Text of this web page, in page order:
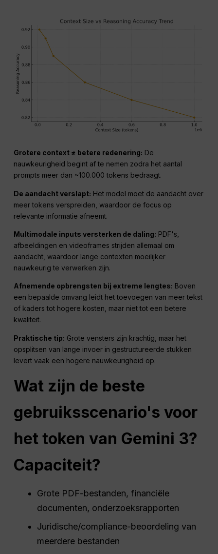
Grotere context ≠ betere redenering: De
nauwkeurigheid begint af te nemen zodra het aantal
prompts meer dan ~100.000 tokens bedraagt.
De aandacht verslapt: Het model moet de aandacht over
meer tokens verspreiden, waardoor de focus op
relevante informatie afneemt.
Multimodale inputs versterken de daling: PDF's,
afbeeldingen en videoframes strijden allemaal om
aandacht, waardoor lange contexten moeilijker
nauwkeurig te verwerken zijn.
Afnemende opbrengsten bij extreme lengtes: Boven
een bepaalde omvang leidt het toevoegen van meer tekst
of kaders tot hogere kosten, maar niet tot een betere
kwaliteit.
Praktische tip: Grote vensters zijn krachtig, maar het
opsplitsen van lange invoer in gestructureerde stukken
levert vaak een hogere nauwkeurigheid op.
Wat zijn de beste
gebruiksscenario's voor
het token van Gemini 3?
Capaciteit?
Grote PDF-bestanden, financiële
documenten, onderzoeksrapporten
Juridische/compliance-beoordeling van
meerdere bestanden